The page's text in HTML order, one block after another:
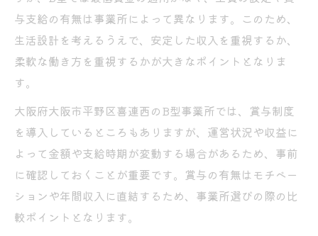
与支給の有無は事業所によって異なります。このため、
生活設計を考えるうえで、安定した収入を重視するか、
柔軟な働き方を重視するかが大きなポイントとなりま
す。
大阪府大阪市平野区喜連西のB型事業所では、賞与制度
を導入しているところもありますが、運営状況や収益に
よって金額や支給時期が変動する場合があるため、事前
に確認しておくことが重要です。賞与の有無はモチベー
ションや年間収入に直結するため、事業所選びの際の比
較ポイントとなります。